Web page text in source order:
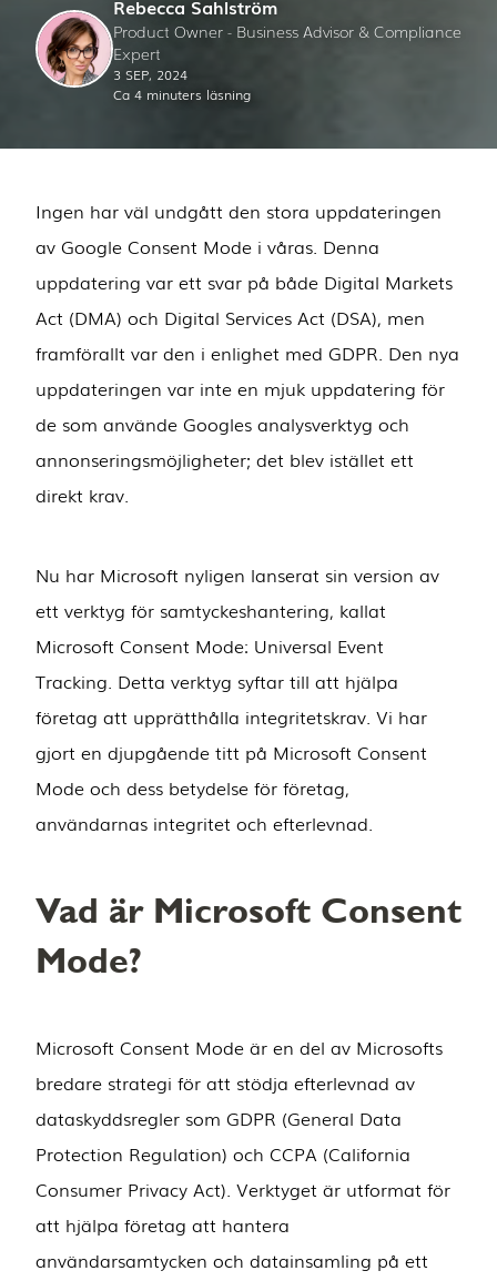
Rebecca Sahlström
Product Owner - Business Advisor & Compliance
Expert
3 SEP, 2024
Ca 4 minuters läsning
Ingen har väl undgått den stora uppdateringen
av Google Consent Mode i våras. Denna
uppdatering var ett svar på både Digital Markets
Act (DMA) och Digital Services Act (DSA), men
framförallt var den i enlighet med GDPR. Den nya
uppdateringen var inte en mjuk uppdatering för
de som använde Googles analysverktyg och
annonseringsmöjligheter; det blev istället ett
direkt krav.
Nu har Microsoft nyligen lanserat sin version av
ett verktyg för samtyckeshantering, kallat
Microsoft Consent Mode: Universal Event
Tracking. Detta verktyg syftar till att hjälpa
företag att upprätthålla integritetskrav. Vi har
gjort en djupgående titt på Microsoft Consent
Mode och dess betydelse för företag,
användarnas integritet och efterlevnad.
Vad är Microsoft Consent
Mode?
Microsoft Consent Mode är en del av Microsofts
bredare strategi för att stödja efterlevnad av
dataskyddsregler som GDPR (General Data
Protection Regulation) och CCPA (California
Consumer Privacy Act). Verktyget är utformat för
att hjälpa företag att hantera
användarsamtycken och datainsamling på ett